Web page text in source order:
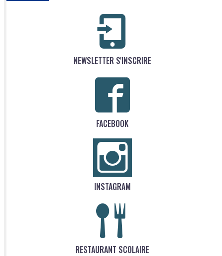
NEWSLETTER S'INSCRIRE
FACEBOOK
INSTAGRAM
RESTAURANT SCOLAIRE